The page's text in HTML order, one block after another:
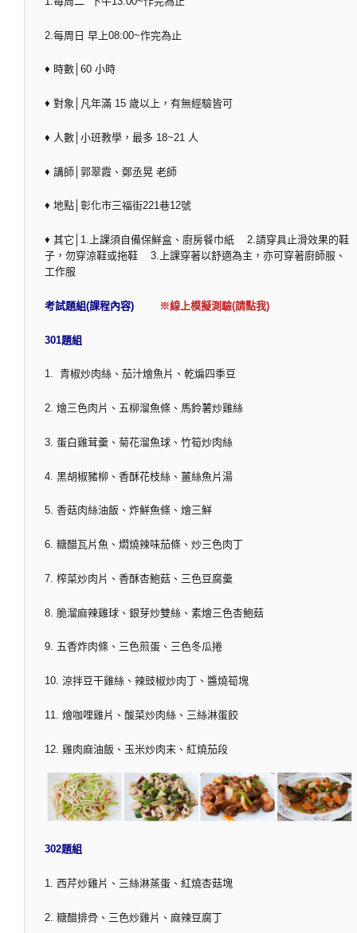
2.每周日 早上08:00~作完為止
♦ 時數│60 小時
♦ 對象│凡年滿 15 歲以上，有無經驗皆可
♦ 人數│小班教學，最多 18~21 人
♦ 講師│郭翠霞、鄭丞晃 老師
♦ 地點│彰化市三福街221巷12號
♦ 其它│1.上課須自備保鮮盒、廚房餐巾紙 2.請穿具止滑效果的鞋
子，勿穿涼鞋或拖鞋 3.上課穿著以舒適為主，亦可穿著廚師服、
工作服
考試題組(課程內容) ※線上模擬測驗(請點我)
301題組
1. 青椒炒肉絲、茄汁燴魚片、乾煸四季豆
2. 燴三色肉片、五柳溜魚條、馬鈴薯炒雞絲
3. 蛋白雞茸羹、菊花溜魚球、竹筍炒肉絲
4. 黑胡椒豬柳、香酥花枝絲、薑絲魚片湯
5. 香菇肉絲油飯、炸鮮魚條、燴三鮮
6. 糖醋瓦片魚、燜燒辣味茄條、炒三色肉丁
7. 榨菜炒肉片、香酥杏鮑菇、三色豆腐羹
8. 脆溜麻辣雞球、銀芽炒雙絲、素燴三色杏鮑菇
9. 五香炸肉條、三色煎蛋、三色冬瓜捲
10. 涼拌豆干雞絲、辣豉椒炒肉丁、醬燒筍塊
11. 燴咖哩雞片、酸菜炒肉絲、三絲淋蛋餃
12. 雞肉麻油飯、玉米炒肉末、紅燒茄段
302題組
1. 西芹炒雞片、三絲淋蒸蛋、紅燒杏菇塊
2. 糖醋排骨、三色炒雞片、麻辣豆腐丁